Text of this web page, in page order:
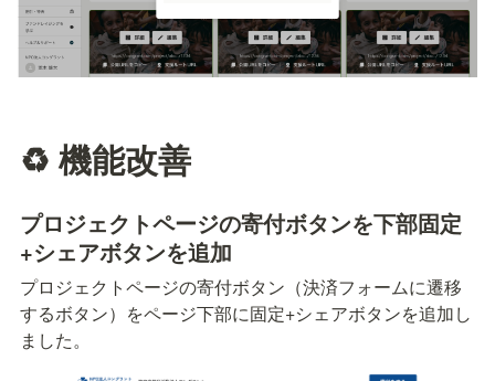
♻️ 機能改善
プロジェクトページの寄付ボタンを下部固定
+シェアボタンを追加
プロジェクトページの寄付ボタン（決済フォームに遷移
するボタン）をページ下部に固定+シェアボタンを追加し
ました。